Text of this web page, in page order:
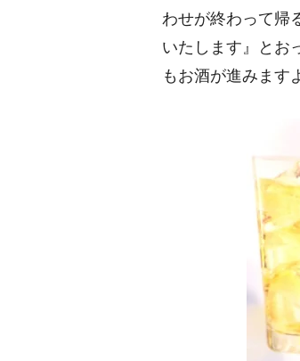
わせが終わって帰
いたします』とお
もお酒が進みます